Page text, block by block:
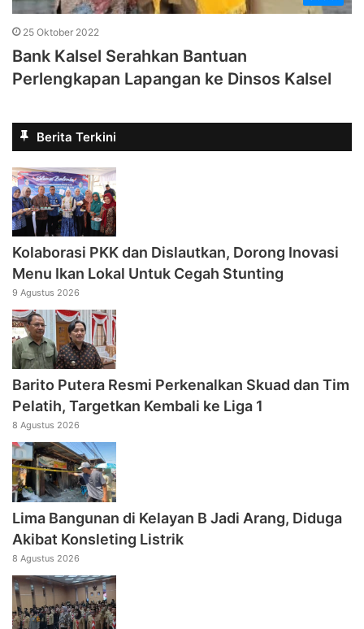
25 Oktober 2022
Bank Kalsel Serahkan Bantuan
Perlengkapan Lapangan ke Dinsos Kalsel
Berita Terkini
Kolaborasi PKK dan Dislautkan, Dorong Inovasi
Menu Ikan Lokal Untuk Cegah Stunting
9 Agustus 2026
Barito Putera Resmi Perkenalkan Skuad dan Tim
Pelatih, Targetkan Kembali ke Liga 1
8 Agustus 2026
Lima Bangunan di Kelayan B Jadi Arang, Diduga
Akibat Konsleting Listrik
8 Agustus 2026